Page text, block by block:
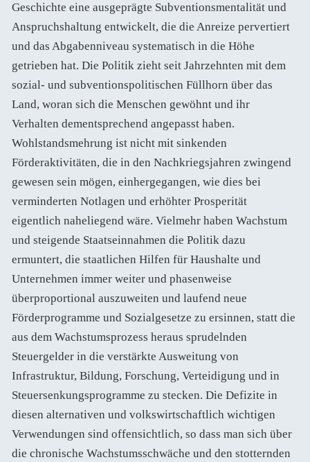
Geschichte eine ausgeprägte Subventionsmentalität und
Anspruchshaltung entwickelt, die die Anreize pervertiert
und das Abgabenniveau systematisch in die Höhe
getrieben hat. Die Politik zieht seit Jahrzehnten mit dem
sozial- und subventionspolitischen Füllhorn über das
Land, woran sich die Menschen gewöhnt und ihr
Verhalten dementsprechend angepasst haben.
Wohlstandsmehrung ist nicht mit sinkenden
Förderaktivitäten, die in den Nachkriegsjahren zwingend
gewesen sein mögen, einhergegangen, wie dies bei
verminderten Notlagen und erhöhter Prosperität
eigentlich naheliegend wäre. Vielmehr haben Wachstum
und steigende Staatseinnahmen die Politik dazu
ermuntert, die staatlichen Hilfen für Haushalte und
Unternehmen immer weiter und phasenweise
überproportional auszuweiten und laufend neue
Förderprogramme und Sozialgesetze zu ersinnen, statt die
aus dem Wachstumsprozess heraus sprudelnden
Steuergelder in die verstärkte Ausweitung von
Infrastruktur, Bildung, Forschung, Verteidigung und in
Steuersenkungsprogramme zu stecken. Die Defizite in
diesen alternativen und volkswirtschaftlich wichtigen
Verwendungen sind offensichtlich, so dass man sich über
die chronische Wachstumsschwäche und den stotternden